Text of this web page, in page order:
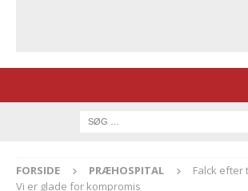
FORSIDE PRÆHOSPITAL
Falck efter
Vi er glade for kompromis